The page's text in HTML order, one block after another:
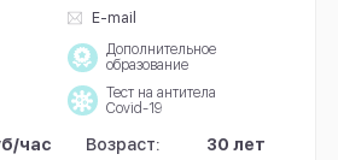
E-mail
Дополнительное
образование
Тест на антитела
Covid-19
час Возраст: 30 лет